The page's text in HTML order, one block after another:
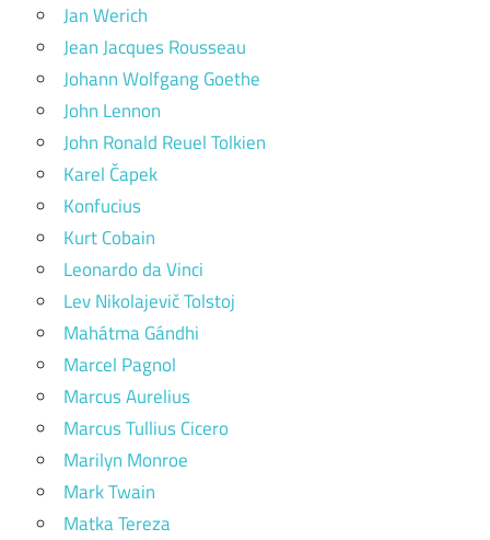
Jan Werich
Jean Jacques Rousseau
Johann Wolfgang Goethe
John Lennon
John Ronald Reuel Tolkien
Karel Čapek
Konfucius
Kurt Cobain
Leonardo da Vinci
Lev Nikolajevič Tolstoj
Mahátma Gándhi
Marcel Pagnol
Marcus Aurelius
Marcus Tullius Cicero
Marilyn Monroe
Mark Twain
Matka Tereza